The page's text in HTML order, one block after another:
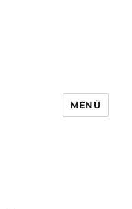
MENÜ